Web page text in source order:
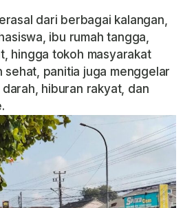
dari berbagai kalangan,
ibu rumah tangga,
hingga tokoh masyarakat
sehat, panitia juga menggelar
hiburan rakyat, dan